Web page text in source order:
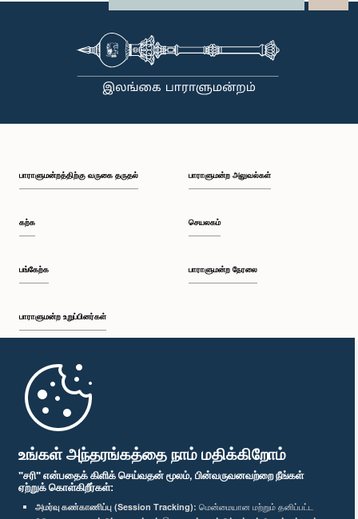
உங்கள் அந்தரங்கத்தை நாம் மதிக்கிறோம்
"சரி" என்பதைக் கிளிக் செய்வதன் மூலம், பின்வருவனவற்றை நீங்கள்
ஏற்றுக் கொள்கிறீர்கள்:
அமர்வு கண்காணிப்பு (Session Tracking): மென்மையான மற்றும் தனிப்பட்ட
பாராளுமன்றத்திற்கு வருகை தருதல்
கற்க
பங்கேற்க
பாராளுமன்ற உறுப்பினர்கள்
முதற்பக்கம்
பாராளுமன்ற அலுவல்கள்
செயலகம்
பாராளுமன்ற நேரலை
பாராளுமன்ற கையடக்க செயலி